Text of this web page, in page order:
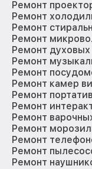
Ремонт
Ремонт
Ремонт
Ремонт
Ремонт
Ремонт
Ремонт
Ремонт камер
Ремонт
Ремонт
Ремонт
Ремонт
Ремонт
Ремонт
Ремонт